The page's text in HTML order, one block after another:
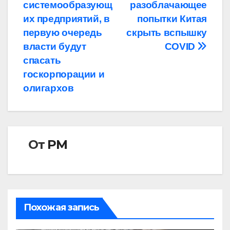
записям
разоблачающее
попытки Китая
скрыть вспышку
COVID
системообразующ
их предприятий, в
первую очередь
власти будут
спасать
госкорпорации и
олигархов
От РМ
Похожая запись